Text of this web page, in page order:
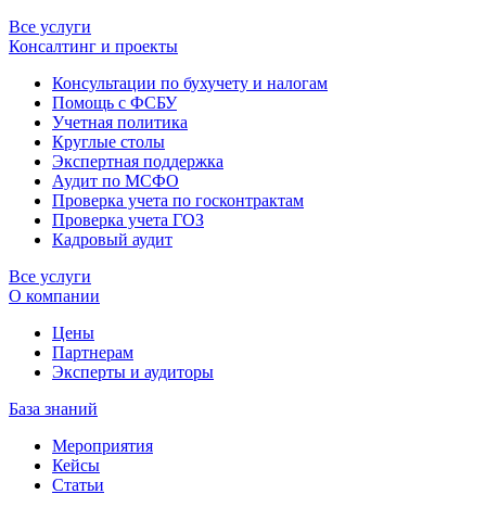
Все услуги
Консалтинг и проекты
Консультации по бухучету и налогам
Помощь с ФСБУ
Учетная политика
Круглые столы
Экспертная поддержка
Аудит по МСФО
Проверка учета по госконтрактам
Проверка учета ГОЗ
Кадровый аудит
Все услуги
О компании
Цены
Партнерам
Эксперты и аудиторы
База знаний
Мероприятия
Кейсы
Статьи